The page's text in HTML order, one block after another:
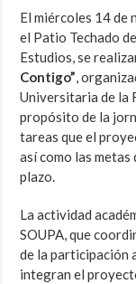
El miércoles 14 de
el Patio Techado
Estudios, se
Contigo”,
Universitaria de la
propósito de la
tareas que el
así como las metas
plazo.
La actividad
SOUPA, que
de la participación
integran el